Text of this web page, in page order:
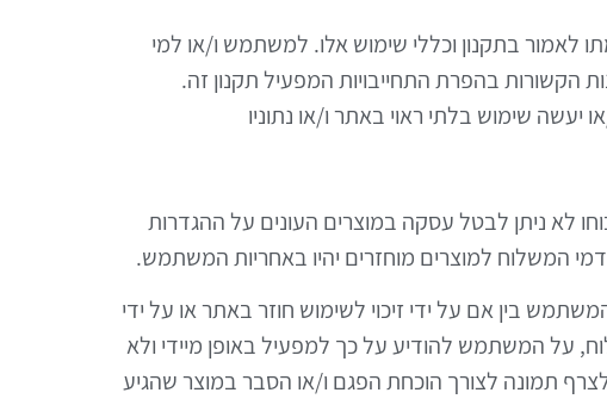
לאמור בתקנון וכללי שימוש אלו. למשתמש ו/או למי
בהפרת התחייבויות המפעיל תקנון זה.
שימוש בלתי ראוי באתר ו/או נתוניו
חוק הגנת הצרכן , התשמ"א-1981 והתקנות שהותקנו מכוחו לא ניתן לבטל עסקה במוצרים העונים על ההגדרות
דמי המשלוח למוצרים מוחזרים יהיו באחריות המשתמש.
בין אם על ידי זיכוי לשימוש חוזר באתר או על ידי
על המשתמש להודיע על כך למפעיל באופן מיידי ולא
תמונה לצורך הוכחת הפגם ו/או הסבר במוצר שהגיע